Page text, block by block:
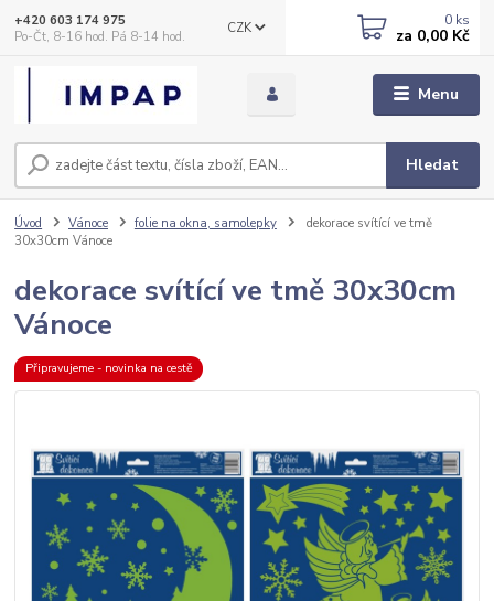
Menu
CZK
Hledat
+420 603 174 975
Po-Čt, 8-16 hod. Pá 8-14 hod.
0 ks
za 0,00 Kč
Úvod Vánoce folie na okna, samolepky
dekorace svítící ve tmě
30x30cm Vánoce
dekorace svítící ve tmě 30x30cm
Vánoce
Připravujeme - novinka na cestě